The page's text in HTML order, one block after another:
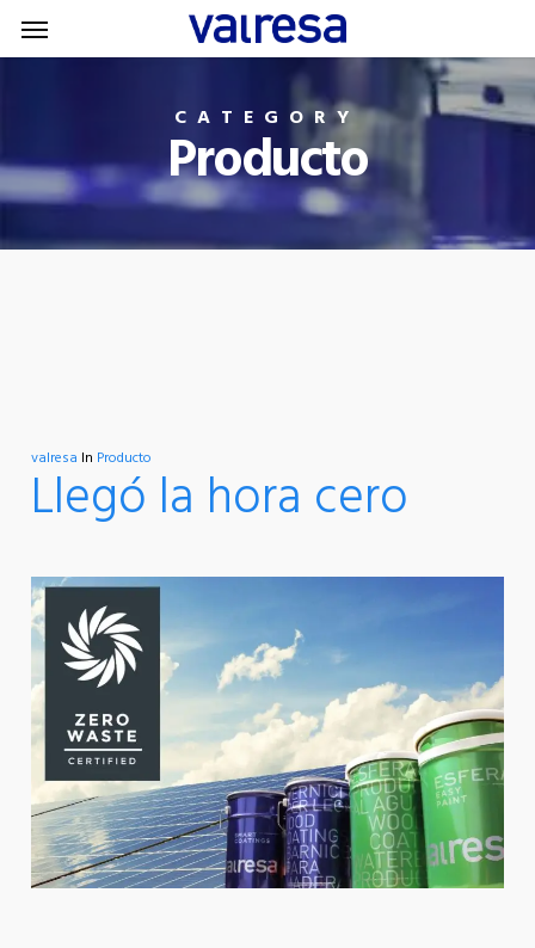
Skip
to
Menu
CATEGORY
Producto
valresa In Producto
Llegó la hora cero
Menu